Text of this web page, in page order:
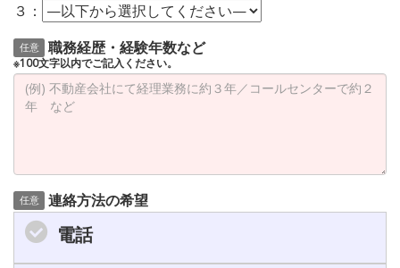
３：
任意 職務経歴・経験年数など
※100文字以内でご記入ください。
任意 連絡方法の希望
電話